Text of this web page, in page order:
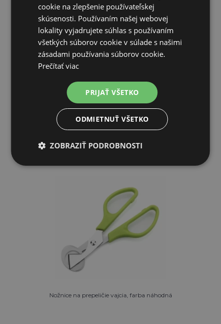
Transportný obal na 30 ks prepeličích vajec - blister
0,21€
PRIDAŤ DO KOŠÍKA
Nožnice na prepeličie vajcia, farba náhodná
cookie na zlepšenie používateľskej
skúsenosti. Používaním našej webovej
lokality vyjadrujete súhlas s používaním
všetkých súborov cookie v súlade s našimi
zásadami používania súborov cookie.
Prečítať viac
PRIJAŤ VŠETKO
ODMIETNUŤ VŠETKO
ZOBRAZIŤ PODROBNOSTI